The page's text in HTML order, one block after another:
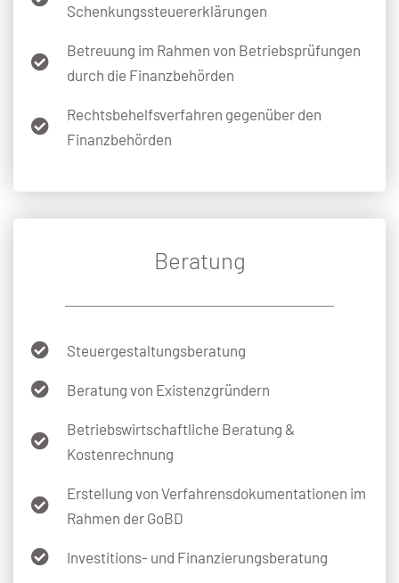
Schenkungssteuererklärungen
Betreuung im Rahmen von Betriebsprüfungen
durch die Finanzbehörden
Rechtsbehelfsverfahren gegenüber den
Finanzbehörden
Beratung
Steuergestaltungsberatung
Beratung von Existenzgründern
Betriebswirtschaftliche Beratung &
Kostenrechnung
Erstellung von Verfahrensdokumentationen im
Rahmen der GoBD
Investitions- und Finanzierungsberatung